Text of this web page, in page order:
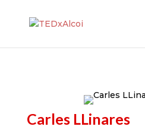
Carles LLinares